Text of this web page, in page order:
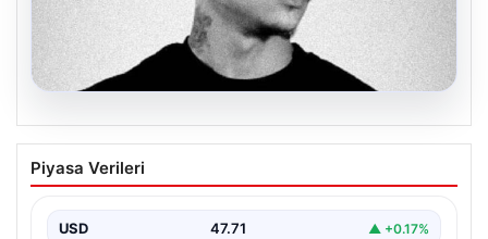
06.08.2026
Klibinde silah kullanan rapçi Yuşa
Keskin ile 3 şüpheli adli kontrol ile
Piyasa Verileri
USD 47.71 ▲ +0.17%